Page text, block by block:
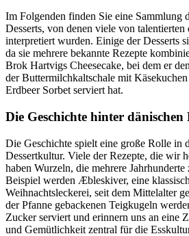
Im Folgenden finden Sie eine Sammlung
Desserts, von denen viele von talentierten
interpretiert wurden. Einige der Desserts
da sie mehrere bekannte Rezepte
Brok Hartvigs Cheesecake, bei dem er
der Buttermilchkaltschale mit
Erdbeer Sorbet serviert hat.
Die Geschichte hinter dänischen
Die Geschichte spielt eine große Rolle in
Dessertkultur. Viele der Rezepte, die wir
haben Wurzeln, die mehrere
Beispiel werden Æbleskiver, eine
Weihnachtsleckerei, seit dem Mittelalter
der Pfanne gebackenen Teigkugeln
Zucker serviert und erinnern uns an eine
und Gemütlichkeit zentral für die